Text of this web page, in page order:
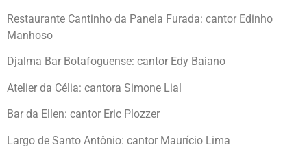
Restaurante Cantinho da Panela Furada: cantor Edinho
Manhoso
Djalma Bar Botafoguense: cantor Edy Baiano
Atelier da Célia: cantora Simone Lial
Bar da Ellen: cantor Eric Plozzer
Largo de Santo Antônio: cantor Maurício Lima